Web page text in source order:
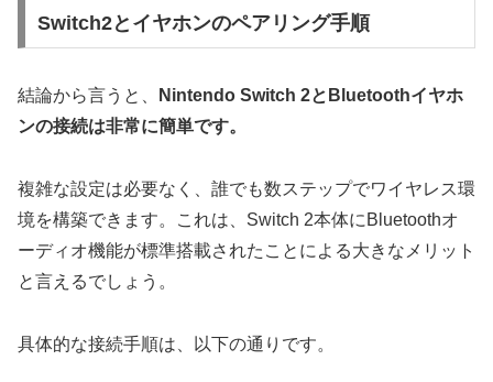
Switch2とイヤホンのペアリング手順
結論から言うと、
Nintendo Switch 2とBluetoothイヤホ
ンの接続は非常に簡単です。
複雑な設定は必要なく、誰でも数ステップでワイヤレス環
境を構築できます。これは、Switch 2本体にBluetoothオ
ーディオ機能が標準搭載されたことによる大きなメリット
と言えるでしょう。
具体的な接続手順は、以下の通りです。